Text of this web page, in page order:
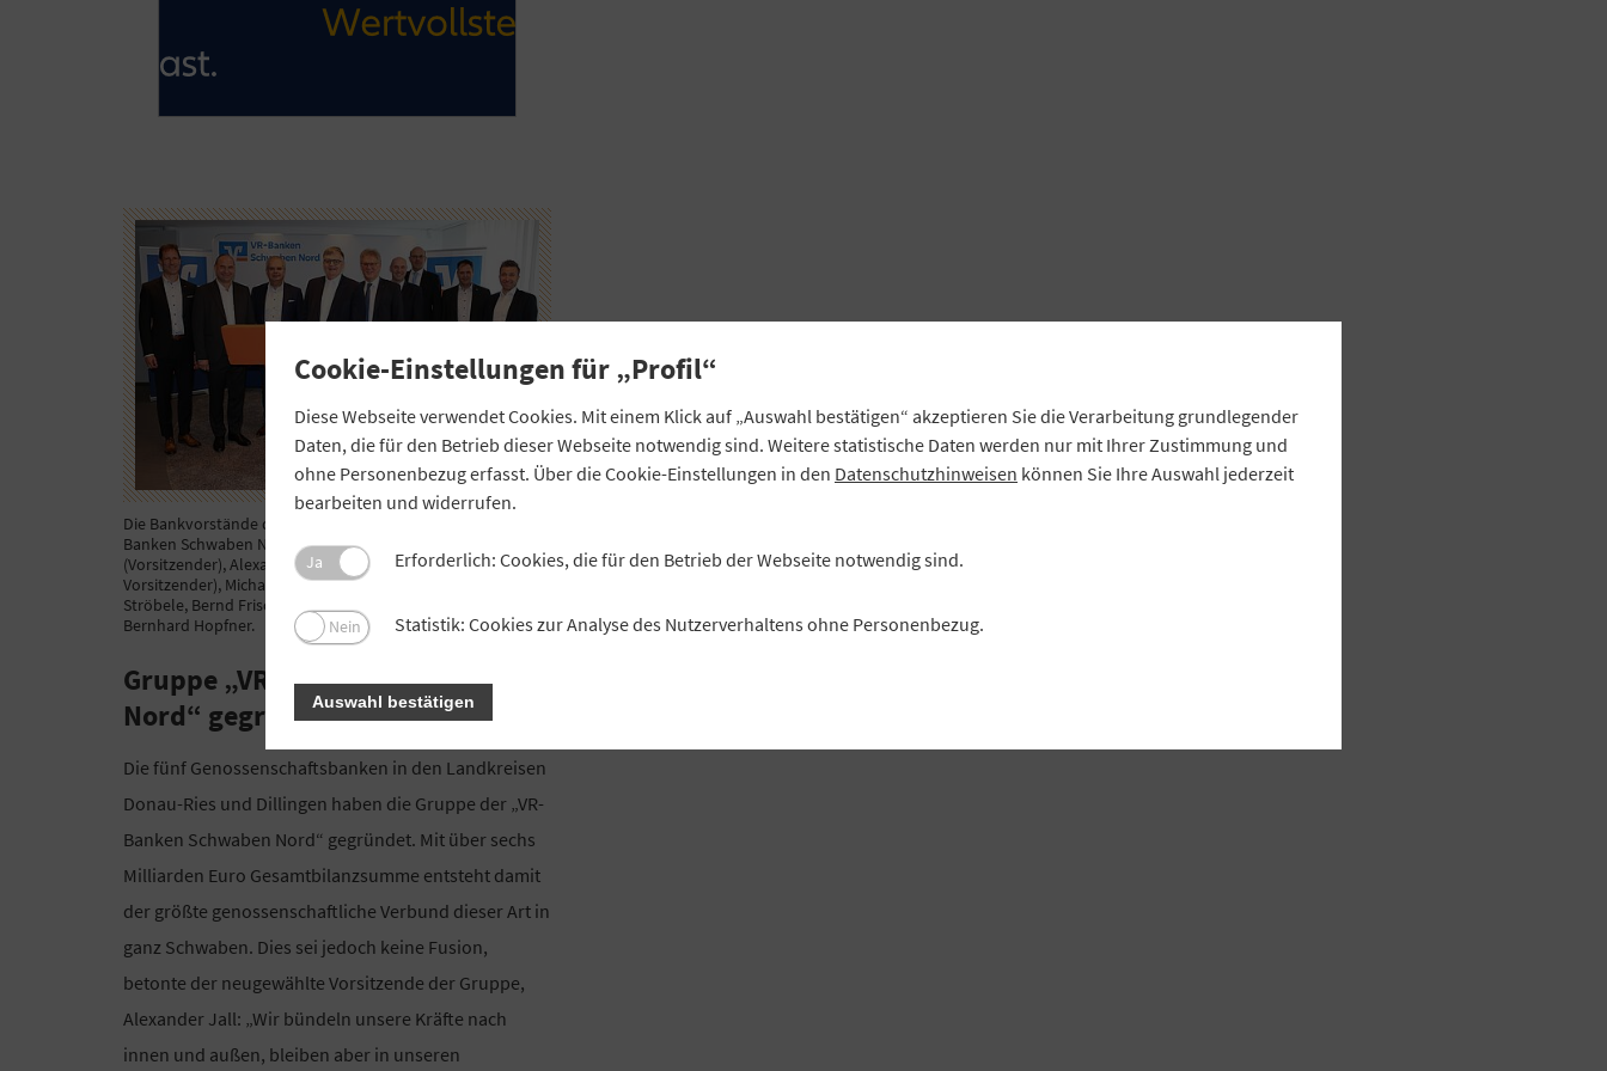
Die Bankvorstände der neugegründeten Gruppe der „VR-
Banken Schwaben Nord“ (v. li.): Alexander Jall
(Vorsitzender), Alexander Lehmann (stellvertretender
Vorsitzender), Michael Kruck, Paul W. Ritter, Bernhard
Ströbele, Bernd Frisch, Klaus Pelz, Matthias Vogel und
Bernhard Hopfner.
Gruppe „VR-Banken Schwaben
Nord“ gegründet
Die fünf Genossenschaftsbanken in den Landkreisen
Donau-Ries und Dillingen haben die Gruppe der „VR-
Banken Schwaben Nord“ gegründet. Mit über sechs
Milliarden Euro Gesamtbilanzsumme entsteht damit
der größte genossenschaftliche Verbund dieser Art in
ganz Schwaben. Dies sei jedoch keine Fusion,
betonte der neugewählte Vorsitzende der Gruppe,
Alexander Jall: „Wir bündeln unsere Kräfte nach
innen und außen, bleiben aber in unseren
Cookie-Einstellungen für „Profil“
Diese Webseite verwendet Cookies. Mit einem Klick auf „Auswahl bestätigen“ akzeptieren Sie die Verarbeitung grundlegender
Daten, die für den Betrieb dieser Webseite notwendig sind. Weitere statistische Daten werden nur mit Ihrer Zustimmung und
ohne Personenbezug erfasst. Über die Cookie-Einstellungen in den Datenschutzhinweisen können Sie Ihre Auswahl jederzeit
bearbeiten und widerrufen.
Ja Erforderlich: Cookies, die für den Betrieb der Webseite notwendig sind.
Nein Statistik: Cookies zur Analyse des Nutzerverhaltens ohne Personenbezug.
Auswahl bestätigen